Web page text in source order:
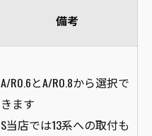
備考
A/R0.6とA/R0.8から選択で
きます
S当店では13系への取付も